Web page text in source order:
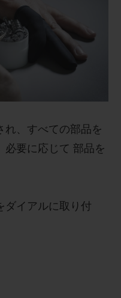
れ、すべての部品を
必要に応じて 部品を
ダイアルに取り付
高めるために行わ